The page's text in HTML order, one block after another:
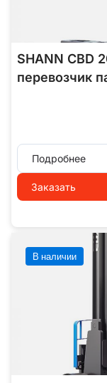
SHANN CBD
перевозчик
Подробнее
Заказать
В наличии